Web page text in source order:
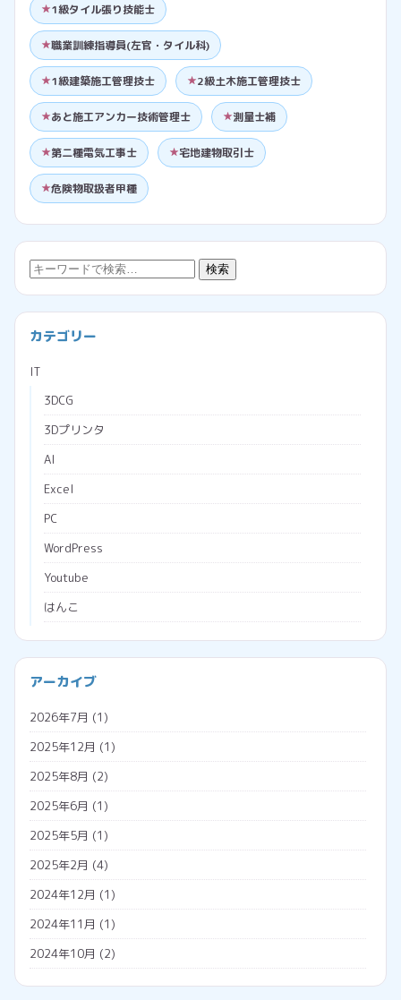
1級タイル張り技能士
職業訓練指導員(左官・タイル科)
1級建築施工管理技士 2級土木施工管理技士
あと施工アンカー技術管理士 測量士補
第二種電気工事士 宅地建物取引士
危険物取扱者甲種
検
索:
検索
カテゴリー
IT
3DCG
3Dプリンタ
AI
Excel
PC
WordPress
Youtube
はんこ
メタバース
広告収入
会社経営
勤怠管理システム
名義変更
税金
調査票
外国人雇用
外国人の年金
外国人の雇用方法
技人国
技能実習日誌
アーカイブ
2026年7月 (1)
2025年12月 (1)
2025年8月 (2)
2025年6月 (1)
2025年5月 (1)
2025年2月 (4)
2024年12月 (1)
2024年11月 (1)
2024年10月 (2)
2024年7月(1)